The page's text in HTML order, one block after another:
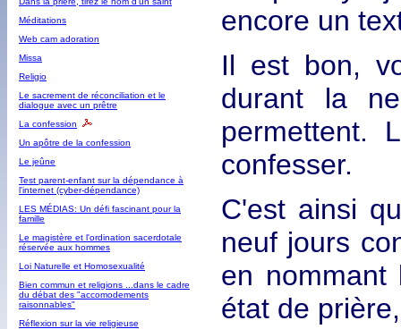
Méditations
Web cam adoration
Missa
Religio
Le sacrement de réconciliation et le
dialogue avec un prêtre
La confession
Un apôtre de la confession
Le jeûne
Test parent-enfant sur la dépendance à
l'internet (cyber-dépendance)
LES MÉDIAS: Un défi fascinant pour la
famille
Le magistère et l'ordination sacerdotale
réservée aux hommes
Loi Naturelle et Homosexualité
Bien commun et religions ...dans le cadre
du débat des "accomodements
raisonnables"
Réflexion sur la vie religieuse
encore un
Il est bon,
durant la
permettent.
confesser.
C'est ainsi
neuf jours
en
état de